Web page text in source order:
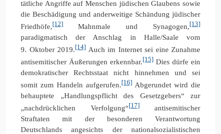
tätliche Angriffe auf Menschen jüdischen Glaubens sowie
die Beschädigung und anderweitige Schändung jüdischer
Friedhöfe,[12] Mahnmale und Synagogen,[13]
paradigmatisch der Anschlag in Halle/Saale vom
9. Oktober 2019.[14] Auch im Internet sei eine Zunahme
antisemitischer Äußerungen erkennbar.[15] Dies dürfe ein
demokratischer Rechtsstaat nicht hinnehmen und sei
somit zum Handeln aufgerufen.[16] Abgerundet wird die
behauptete „Handlungspflicht des Gesetzgebers“ zur
„nachdrücklichen Verfolgung“[17]antisemitischer
Straftaten mit der besonderen Verantwortung
Deutschlands angesichts der nationalsozialistischen